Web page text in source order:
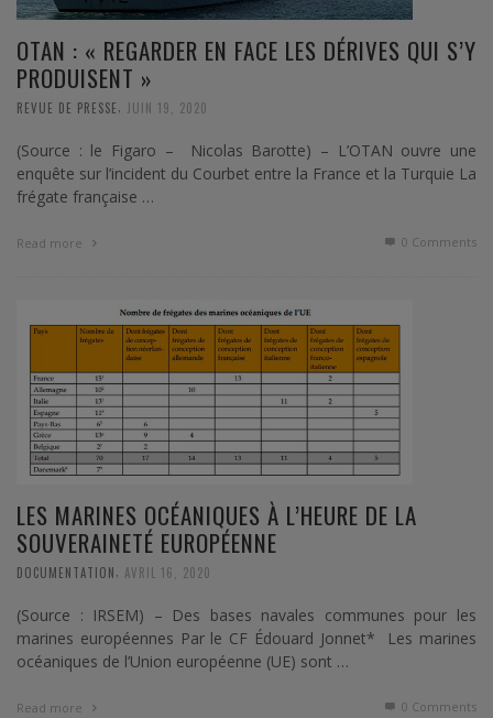
OTAN : « REGARDER EN FACE LES DÉRIVES QUI S’Y
PRODUISENT »
REVUE DE PRESSE, JUIN 19, 2020
(Source : le Figaro – Nicolas Barotte) – L’OTAN ouvre une
enquête sur l’incident du Courbet entre la France et la Turquie La
frégate française …
Read more 0 Comments
LES MARINES OCÉANIQUES À L’HEURE DE LA
SOUVERAINETÉ EUROPÉENNE
DOCUMENTATION, AVRIL 16, 2020
(Source : IRSEM) – Des bases navales communes pour les
marines européennes Par le CF Édouard Jonnet* Les marines
océaniques de l’Union européenne (UE) sont …
Read more 0 Comments